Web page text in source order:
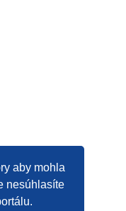
aby mohla
nesúhlasíte